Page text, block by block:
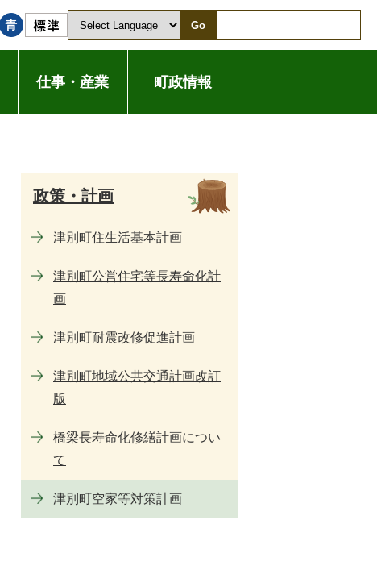
Go
仕事・産業 町政情報
政策・計画
津別町住生活基本計画
津別町公営住宅等長寿命化計
画
津別町耐震改修促進計画
津別町地域公共交通計画改訂
版
橋梁長寿命化修繕計画につい
て
津別町空家等対策計画